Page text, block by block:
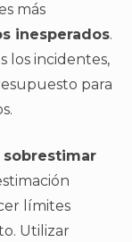
más
inesperados.
los incidentes,
para
límites
Utilizar